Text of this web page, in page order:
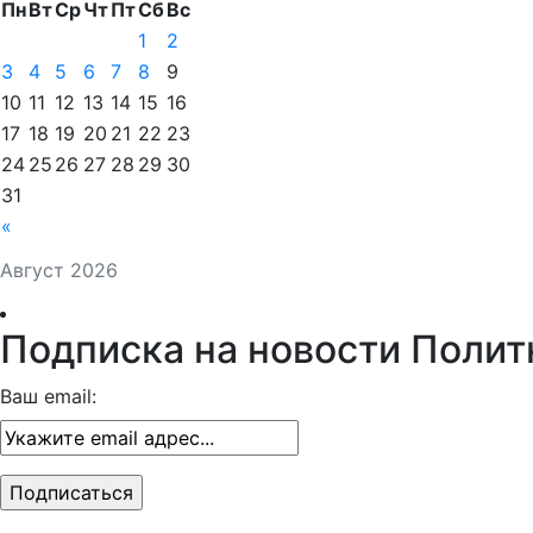
Август 2026
ПнВтСрЧтПтСбВс
«
1
2
3
4 5 6 7 8
9
10 11 12 13 14 15 16
17 18 19 20 21 22 23
24 25 26 27 28 29 30
31
Подписка на новости
Ваш email: